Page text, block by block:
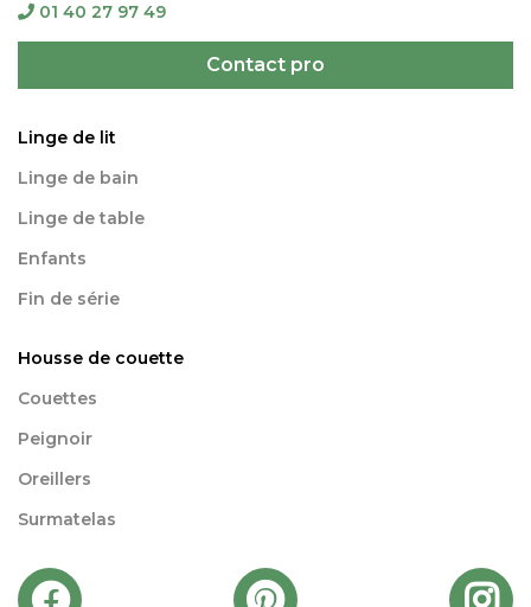
01 40 27 97 49
Contact pro
Linge de lit
Linge de bain
Linge de table
Enfants
Fin de série
Housse de couette
Couettes
Peignoir
Oreillers
Surmatelas